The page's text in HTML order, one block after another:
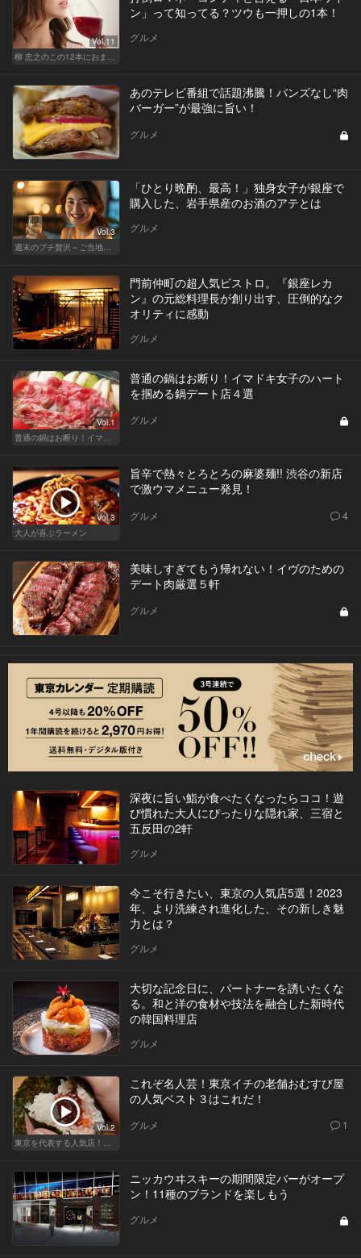
Vol.11
柳 忠之のこの12本におまかせ
ン」って知ってる？ツウも一押しの1本！
グルメ
あのテレビ番組で話題沸騰！バンズなし“肉
バーガー”が最強に旨い！
グルメ
Vol.3
週末のプチ贅沢～ご当地グルメ～
「ひとり晩酌、最高！」独身女子が銀座で
購入した、岩手県産のお酒のアテとは
グルメ
門前仲町の超人気ビストロ。『銀座レカ
ン』の元総料理長が創り出す、圧倒的なク
オリティに感動
グルメ
Vol.1
普通の鍋はお断り！イマドキ女子のハートを掴むのはこんな"進化鍋"
普通の鍋はお断り！イマドキ女子のハート
を掴める鍋デート店４選
グルメ
Vol.3
大人が喜ぶラーメン
旨辛で熱々とろとろの麻婆麺!! 渋谷の新店
で激ウマメニュー発見！
グルメ 4
美味しすぎてもう帰れない！イヴのための
デート肉厳選５軒
グルメ
深夜に旨い鮨が食べたくなったらココ！遊
び慣れた大人にぴったりな隠れ家、三宿と
五反田の2軒
グルメ
今こそ行きたい、東京の人気店5選！2023
年、より洗練され進化した、その新しき魅
力とは？
グルメ
大切な記念日に、パートナーを誘いたくな
る。和と洋の食材や技法を融合した新時代
の韓国料理店
グルメ
Vol.2
東京を代表する人気店！ほかほか絶品おにぎり
これぞ名人芸！東京イチの老舗おむすび屋
の人気ベスト３はこれだ！
グルメ 1
ニッカウヰスキーの期間限定バーがオープ
ン！11種のブランドを楽しもう
グルメ